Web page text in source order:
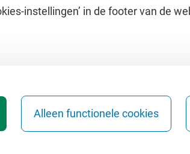
instellingen’ in de footer van de
Alleen functionele cookies
VU Magazine